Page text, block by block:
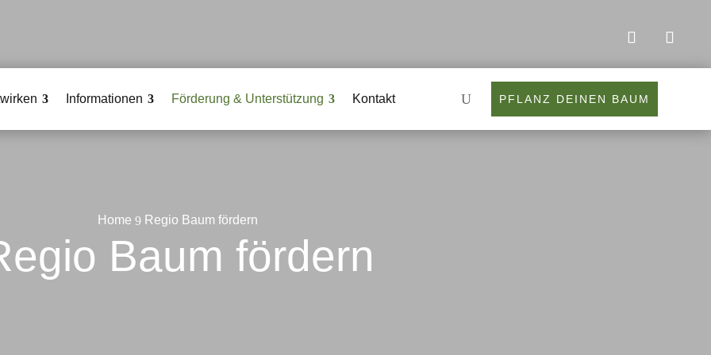
Informationen Förderung & Unterstützung Kontakt PFLANZ DEINEN BAUM
Home 9 Regio Baum fördern
Baum fördern